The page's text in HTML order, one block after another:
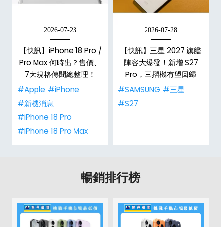
2026-07-23
【快訊】iPhone 18 Pro /
Pro Max 何時出？售價、
7大規格傳聞總整理！
#Apple #iPhone
#新機消息
#iPhone 18 Pro
#iPhone 18 Pro Max
2026-07-28
【快訊】三星 2027 旗艦
陣容大爆發！新增 S27
Pro，三摺機有望回歸
#SAMSUNG #三星
#S27
暢銷排行榜